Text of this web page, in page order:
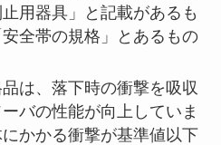
用器具」と記載があるも
全帯の規格」とあるもの
は、落下時の衝撃を吸収
バの性能が向上していま
かかる衝撃が基準値以下